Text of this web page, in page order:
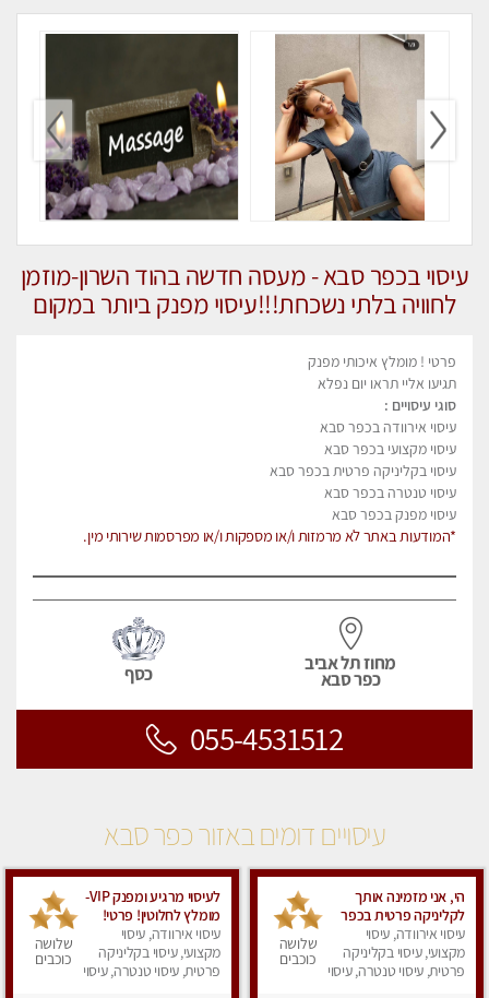
עיסוי בכפר סבא - מעסה חדשה בהוד השרון-מוזמן
לחוויה בלתי נשכחת!!!עיסוי מפנק ביותר במקום
פרטי ! מומלץ איכותי מפנק
תגיעו אליי תראו יום נפלא
סוגי עיסויים :
עיסוי אירוודה בכפר סבא
עיסוי מקצועי בכפר סבא
עיסוי בקליניקה פרטית בכפר סבא
עיסוי טנטרה בכפר סבא
עיסוי מפנק בכפר סבא
*המודעות באתר לא מרמזות ו/או מספקות ו/או מפרסמות שירותי מין.
מחוז תל אביב
כפר סבא כסף
055-4531512
עיסויים דומים באזור כפר סבא
הי, אני מזמינה אותך
לקליניקה פרטית בכפר
סבא . אני מעסה בכייף
ובסבלנות כל סוגי העיסוי,
עיסוי אירוודה, עיסוי
מקצועי, עיסוי בקליניקה
פרטית, עיסוי טנטרה, עיסוי
שלושה
כוכבים
לעיסוי מרגיע ומפנק VIP-
מומלץ לחלוטין! פרטי! ​​​​​​
Highly recommended
עיסוי אירוודה, עיסוי
מקצועי, עיסוי בקליניקה
פרטית, עיסוי טנטרה, עיסוי
שלושה
כוכבים